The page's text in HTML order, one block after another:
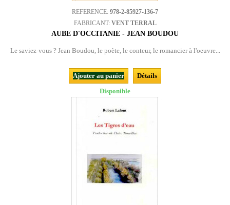
REFERENCE: 978-2-85927-136-7
FABRICANT: VENT TERRAL
AUBE D'OCCITANIE - JEAN BOUDOU
Le saviez-vous ? Jean Boudou, le poète, le conteur, le romancier à l'oeuvre...
Ajouter au panier
Détails
Disponible